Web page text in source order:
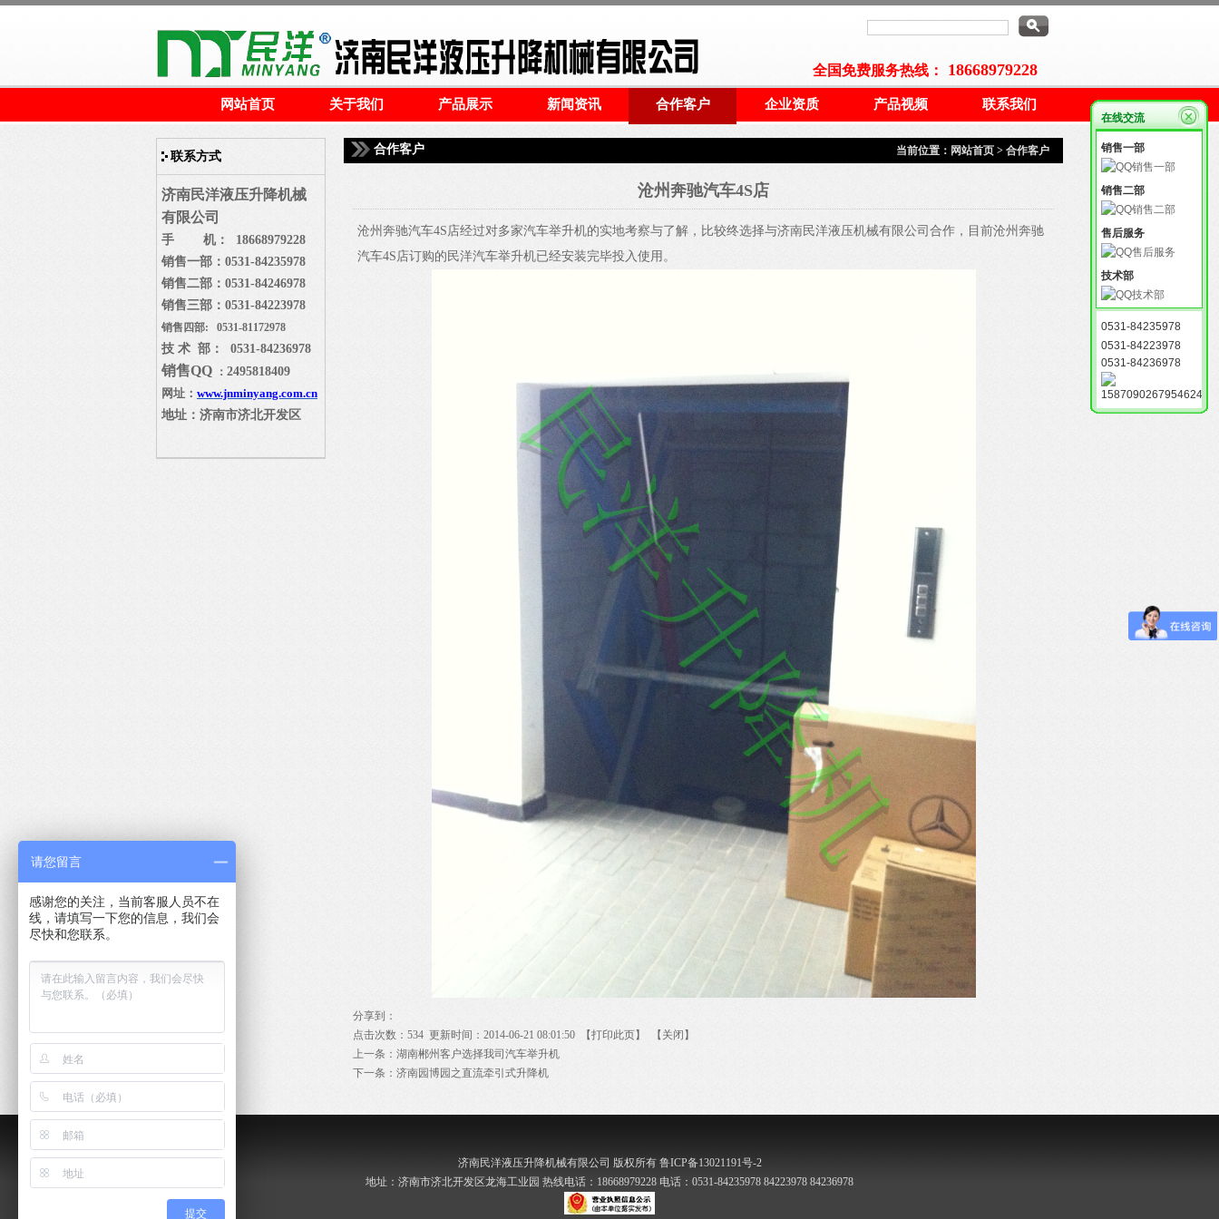
全国免费服务热线： 18668979228
网站首页 关于我们 产品展示 新闻资讯 合作客户 企业资质 产品视频 联系我们
联系方式
济南民洋液压升降机械
有限公司
手 机： 18668979228
销售一部： 0531-84235978
销售二部： 0531-84246978
销售三部： 0531-84223978
销售四部: 0531-81172978
技 术 部： 0531-84236978
销售QQ ： 2495818409
网址： www.jnminyang.com.cn
地址：济南市济北开发区
当前位置： 网站首页 > 合作客户
合作客户
沧州奔驰汽车4S店
沧州奔驰汽车4S店经过对多家汽车举升机的实地考察与了解，比较终选择与济南民洋液压机械有限公司合作，目前沧州奔驰
汽车4S店订购的民洋汽车举升机已经安装完毕投入使用。
分享到：
点击次数： 534 更新时间：2014-06-21 08:01:50 【打印此页】 【 关闭 】
上一条： 湖南郴州客户选择我司汽车举升机
下一条： 济南园博园之直流牵引式升降机
济南民洋液压升降机械有限公司 版权所有 鲁ICP备13021191号-2
地址：济南市济北开发区龙海工业园 热线电话：18668979228 电话：0531-84235978 84223978 84236978
在线交流
销售一部
销售二部
售后服务
技术部
0531-84235978
0531-84223978
0531-84236978
请您留言
感谢您的关注，当前客服人员不在
线，请填写一下您的信息，我们会
尽快和您联系。
提交